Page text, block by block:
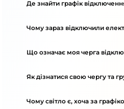
Де знайти графік
Чому зараз відключили
Що означає моя черга
Як дізнатися свою чергу та
Чому світло є, хоча за